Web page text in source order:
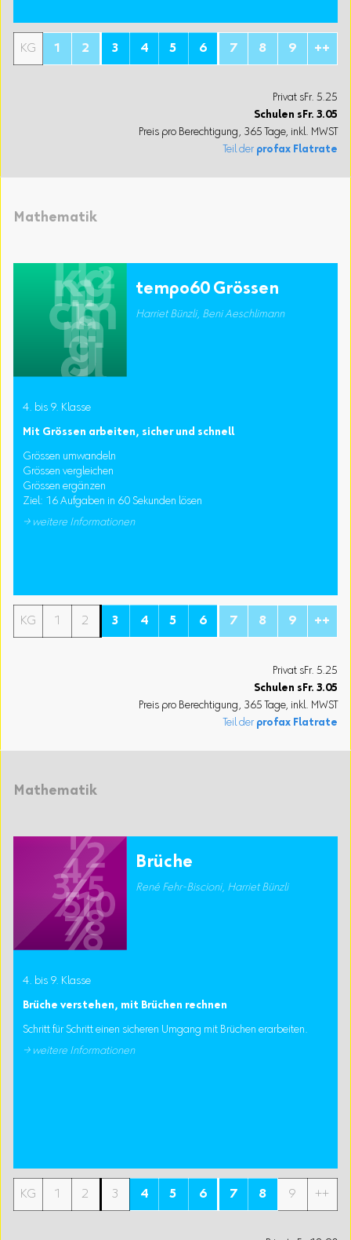
KG 1 2 3 4 5 6 7 8 9 ++
Privat sFr. 5.25
Schulen sFr.3.05
Preis pro Berechtigung, 365 Tage, inkl. MWST
Teil der profax Flatrate
Mathematik
tempo60 Grössen
Harriet Bünzli, Beni Aeschlimann
4. bis 9. Klasse
Mit Grössen arbeiten, sicher und schnell
Grössen umwandeln
Grössen vergleichen
Grössen ergänzen
Ziel: 16 Aufgaben in 60 Sekunden lösen
→ weitere Informationen
KG 1 2 3 4 5 6 7 8 9 ++
Privat sFr. 5.25
Schulen sFr.3.05
Preis pro Berechtigung, 365 Tage, inkl. MWST
Teil der profax Flatrate
Mathematik
Brüche
René Fehr-Biscioni, Harriet Bünzli
4. bis 9. Klasse
Brüche verstehen, mit Brüchen rechnen
Schritt für Schritt einen sicheren Umgang mit Brüchen erarbeiten.
→ weitere Informationen
KG 1 2 3 4 5 6 7 8 9 ++